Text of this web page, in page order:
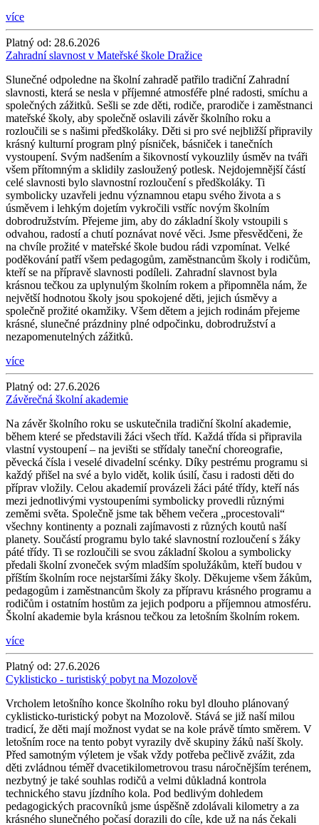
více
Platný od: 28.6.2026
Zahradní slavnost v Mateřské škole Dražice
Slunečné odpoledne na školní zahradě patřilo tradiční Zahradní
slavnosti, která se nesla v příjemné atmosféře plné radosti, smíchu a
společných zážitků. Sešli se zde děti, rodiče, prarodiče i zaměstnanci
mateřské školy, aby společně oslavili závěr školního roku a
rozloučili se s našimi předškoláky. Děti si pro své nejbližší připravily
krásný kulturní program plný písniček, básniček i tanečních
vystoupení. Svým nadšením a šikovností vykouzlily úsměv na tváři
všem přítomným a sklidily zasloužený potlesk. Nejdojemnější částí
celé slavnosti bylo slavnostní rozloučení s předškoláky. Ti
symbolicky uzavřeli jednu významnou etapu svého života a s
úsměvem i lehkým dojetím vykročili vstříc novým školním
dobrodružstvím. Přejeme jim, aby do základní školy vstoupili s
odvahou, radostí a chutí poznávat nové věci. Jsme přesvědčeni, že
na chvíle prožité v mateřské škole budou rádi vzpomínat. Velké
poděkování patří všem pedagogům, zaměstnancům školy i rodičům,
kteří se na přípravě slavnosti podíleli. Zahradní slavnost byla
krásnou tečkou za uplynulým školním rokem a připomněla nám, že
největší hodnotou školy jsou spokojené děti, jejich úsměvy a
společně prožité okamžiky. Všem dětem a jejich rodinám přejeme
krásné, slunečné prázdniny plné odpočinku, dobrodružství a
nezapomenutelných zážitků.
více
Platný od: 27.6.2026
Závěrečná školní akademie
Na závěr školního roku se uskutečnila tradiční školní akademie,
během které se představili žáci všech tříd. Každá třída si připravila
vlastní vystoupení – na jevišti se střídaly taneční choreografie,
pěvecká čísla i veselé divadelní scénky. Díky pestrému programu si
každý přišel na své a bylo vidět, kolik úsilí, času i radosti děti do
příprav vložily. Celou akademií provázeli žáci páté třídy, kteří nás
mezi jednotlivými vystoupeními symbolicky provedli různými
zeměmi světa. Společně jsme tak během večera „procestovali“
všechny kontinenty a poznali zajímavosti z různých koutů naší
planety. Součástí programu bylo také slavnostní rozloučení s žáky
páté třídy. Ti se rozloučili se svou základní školou a symbolicky
předali školní zvoneček svým mladším spolužákům, kteří budou v
příštím školním roce nejstaršími žáky školy. Děkujeme všem žákům,
pedagogům i zaměstnancům školy za přípravu krásného programu a
rodičům i ostatním hostům za jejich podporu a příjemnou atmosféru.
Školní akademie byla krásnou tečkou za letošním školním rokem.
více
Platný od: 27.6.2026
Cyklisticko - turistiský pobyt na Mozolově
Vrcholem letošního konce školního roku byl dlouho plánovaný
cyklisticko-turistický pobyt na Mozolově. Stává se již naší milou
tradicí, že děti mají možnost vydat se na kole právě tímto směrem. V
letošním roce na tento pobyt vyrazily dvě skupiny žáků naší školy.
Před samotným výletem je však vždy potřeba pečlivě zvážit, zda
děti zvládnou téměř dvacetikilometrovou trasu náročnějším terénem,
nezbytný je také souhlas rodičů a velmi důkladná kontrola
technického stavu jízdního kola. Pod bedlivým dohledem
pedagogických pracovníků jsme úspěšně zdolávali kilometry a za
krásného slunečného počasí dorazili do cíle, kde už na nás čekali